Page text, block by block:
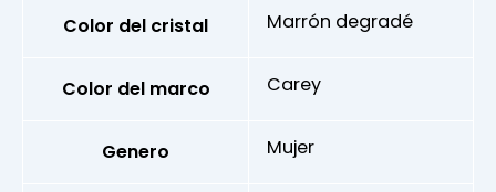
Color del cristal Marrón degradé
Color del marco Carey
Genero Mujer